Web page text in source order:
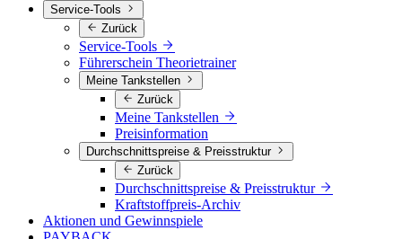
Service-Tools
Zurück
Service-Tools
Führerschein Theorietrainer
Meine Tankstellen
Zurück
Meine Tankstellen
Preisinformation
Durchschnittspreise & Preisstruktur
Zurück
Durchschnittspreise & Preisstruktur
Kraftstoffpreis-Archiv
Aktionen und Gewinnspiele